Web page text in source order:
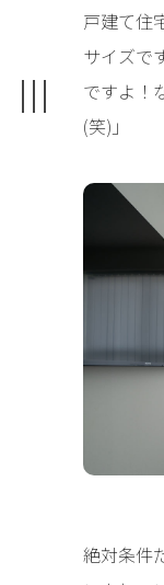
戸建て住
サイズで
ですよ！
(笑)」
絶対条件